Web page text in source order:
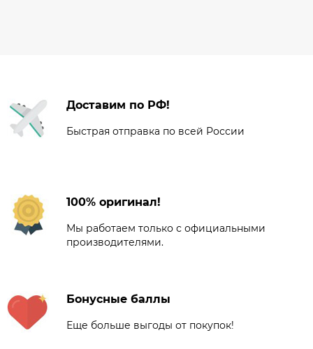
Доставим по РФ!
Быстрая отправка по всей России
100% оригинал!
Мы работаем только с официальными
производителями.
Бонусные баллы
Еще больше выгоды от покупок!